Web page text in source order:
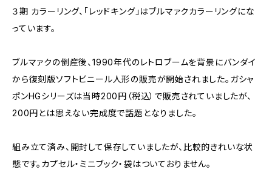
３期 カラーリング、「レッドキング」はブルマァクカラーリングにな
っています。
ブルマァクの倒産後、1990年代のレトロブームを背景にバンダイ
から復刻版ソフトビニール人形の販売が開始されました。ガシャ
ポンHGシリーズは当時200円（税込）で販売されていましたが、
200円とは思えない完成度で話題となりました。
組み立て済み、開封して保存していましたが、比較的きれいな状
態です。カプセル・ミニブック・袋はついておりません。